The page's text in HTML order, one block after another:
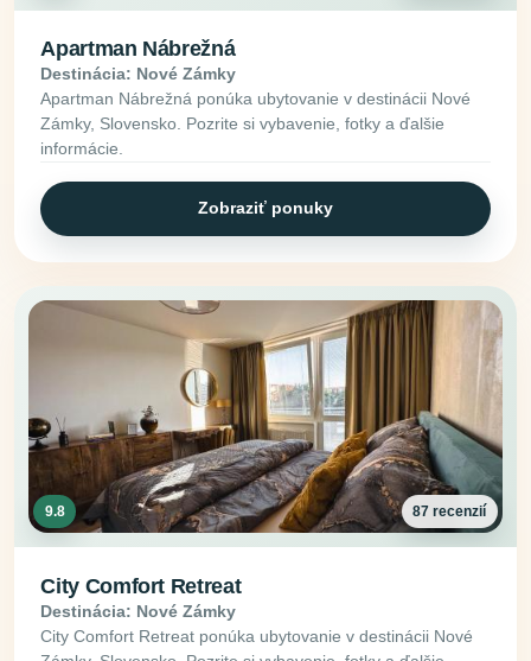
Apartman Nábrežná
Destinácia: Nové Zámky
Apartman Nábrežná ponúka ubytovanie v destinácii Nové
Zámky, Slovensko. Pozrite si vybavenie, fotky a ďalšie
informácie.
Zobraziť ponuky
9.8 87 recenzií
City Comfort Retreat
Destinácia: Nové Zámky
City Comfort Retreat ponúka ubytovanie v destinácii Nové